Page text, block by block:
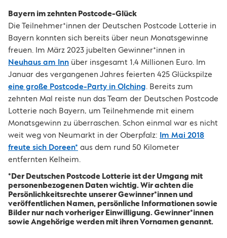
Bayern im zehnten Postcode-Glück
Die Teilnehmer*innen der Deutschen Postcode Lotterie in
Bayern konnten sich bereits über neun Monatsgewinne
freuen. Im März 2023 jubelten Gewinner*innen in
Neuhaus am Inn über insgesamt 1,4 Millionen Euro. Im
Januar des vergangenen Jahres feierten 425 Glückspilze
eine große Postcode-Party in Olching. Bereits zum
zehnten Mal reiste nun das Team der Deutschen Postcode
Lotterie nach Bayern, um Teilnehmende mit einem
Monatsgewinn zu überraschen. Schon einmal war es nicht
weit weg von Neumarkt in der Oberpfalz: Im Mai 2018
freute sich Doreen* aus dem rund 50 Kilometer
entfernten Kelheim.
*Der Deutschen Postcode Lotterie ist der Umgang mit
personenbezogenen Daten wichtig. Wir achten die
Persönlichkeitsrechte unserer Gewinner*innen und
veröffentlichen Namen, persönliche Informationen sowie
Bilder nur nach vorheriger Einwilligung. Gewinner*innen
sowie Angehörige werden mit ihren Vornamen genannt.